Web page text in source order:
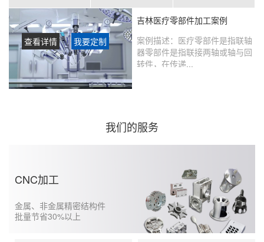
吉林医疗零部件加工案例
案例描述： 医疗零部件是指联轴
器零部件是指联接两轴或轴与回
转件，在传递...
续合作……...
查看详情 我要定制
我们的服务
CNC加工
金属、非金属精密结构件
批量节省30%以上